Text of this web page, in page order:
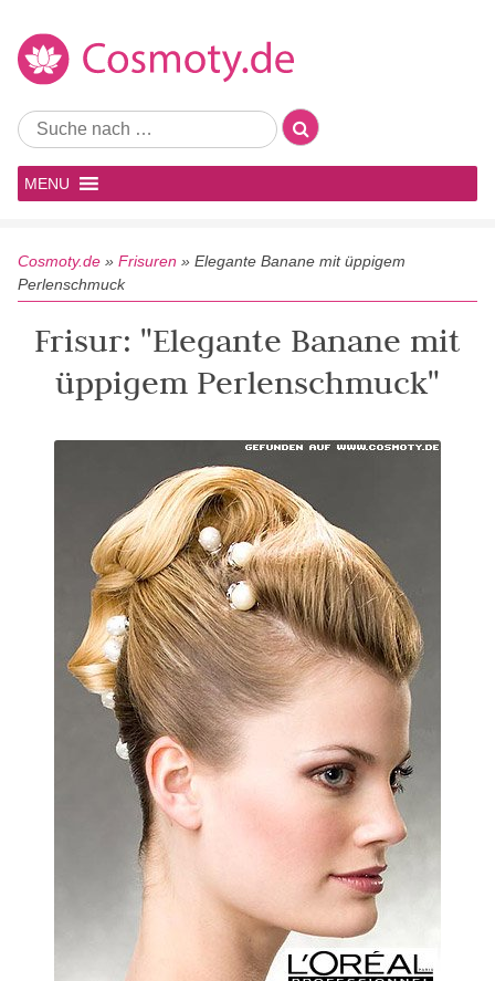
MENU
Cosmoty.de » Frisuren » Elegante Banane mit üppigem
Perlenschmuck
Frisur: "Elegante Banane mit
üppigem Perlenschmuck"